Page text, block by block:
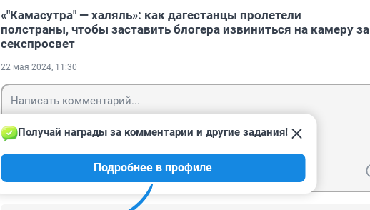
«"Камасутра" — халяль»: как дагестанцы пролетели
полстраны, чтобы заставить блогера извиниться на камеру за
секспросвет
22 мая 2024, 11:30
Получай награды за комментарии и другие задания!
Подробнее в профиле